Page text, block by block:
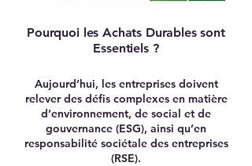
Pourquoi les Achats Durables sont
Essentiels ?
Aujourd’hui, les entreprises doivent
relever des défis complexes en matière
d’environnement, de social et de
gouvernance (ESG), ainsi qu’en
responsabilité sociétale des entreprises
(RSE).